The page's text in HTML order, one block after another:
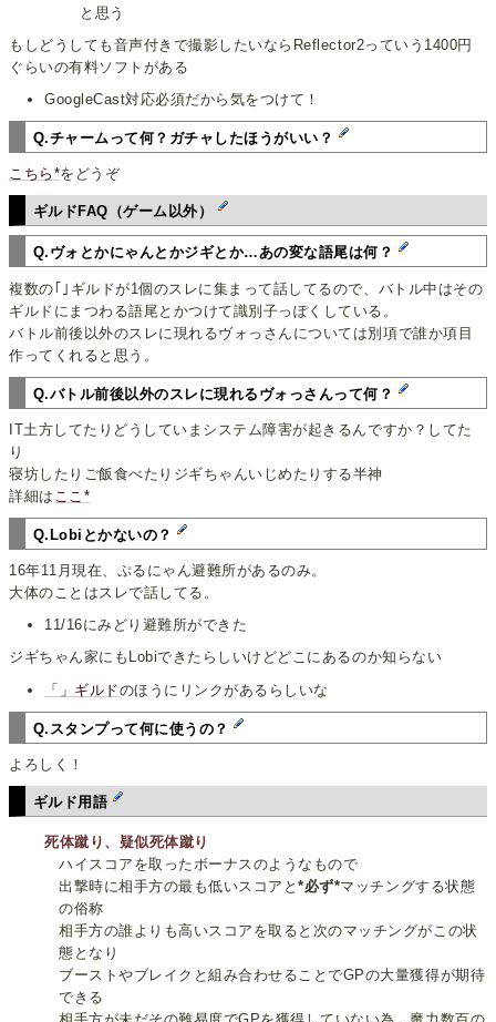
と思う
もしどうしても音声付きで撮影したいならReflector2っていう1400円
ぐらいの有料ソフトがある
GoogleCast対応必須だから気をつけて！
Q.チャームって何？ガチャしたほうがいい？
こちら*をどうぞ
ギルドFAQ（ゲーム以外）
Q.ヴォとかにゃんとかジギとか…あの変な語尾は何？
複数の｢｣ギルドが1個のスレに集まって話してるので、バトル中はその
ギルドにまつわる語尾とかつけて識別子っぽくしている。
バトル前後以外のスレに現れるヴォっさんについては別項で誰か項目
作ってくれると思う。
Q.バトル前後以外のスレに現れるヴォっさんって何？
IT土方してたりどうしていまシステム障害が起きるんですか？してた
り
寝坊したりご飯食べたりジギちゃんいじめたりする半神
詳細は ここ*
Q.Lobiとかないの？
16年11月現在、ぷるにゃん避難所があるのみ。
大体のことはスレで話してる。
11/16にみどり避難所ができた
ジギちゃん家にもLobiできたらしいけどどこにあるのか知らない
「」ギルドのほうにリンクがあるらしいな
Q.スタンプって何に使うの？
よろしく！
ギルド用語
死体蹴り、疑似死体蹴り
ハイスコアを取ったボーナスのようなもので
出撃時に相手方の最も低いスコアと*必ず*マッチングする状態
の俗称
相手方の誰よりも高いスコアを取ると次のマッチングがこの状
態となり
ブーストやブレイクと組み合わせることでGPの大量獲得が期待
できる